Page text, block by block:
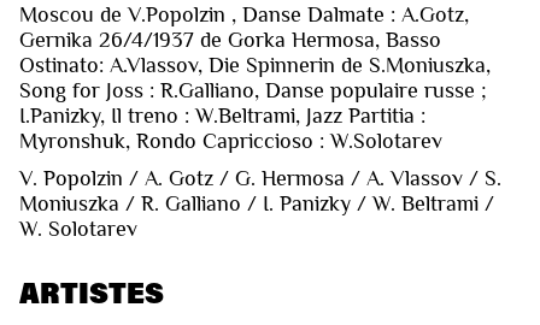
Moscou de V.Popolzin , Danse Dalmate : A.Gotz,
Gernika 26/4/1937 de Gorka Hermosa, Basso
Ostinato: A.Vlassov, Die Spinnerin de S.Moniuszka,
Song for Joss : R.Galliano, Danse populaire russe ;
I.Panizky, Il treno : W.Beltrami, Jazz Partitia :
Myronshuk, Rondo Capriccioso : W.Solotarev
V. Popolzin / A. Gotz / G. Hermosa / A. Vlassov / S.
Moniuszka / R. Galliano / I. Panizky / W. Beltrami /
W. Solotarev
ARTISTES